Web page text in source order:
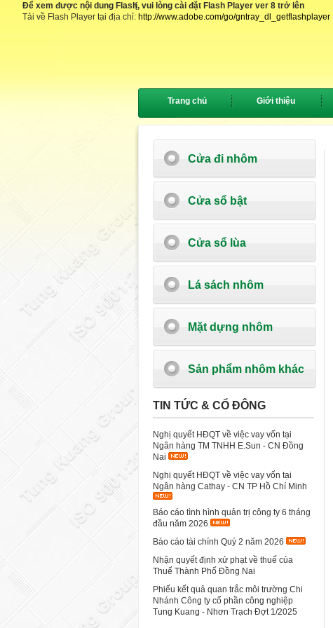
Để xem được nội dung Flash, vui lòng cài đặt Flash Player ver 8 trở lên
Tải về Flash Player tại địa chỉ: http://www.adobe.com/go/gntray_dl_getflashplayer
{
Trang chủ Giới thiệu
Cửa đi nhôm
Cửa sổ bật
Cửa sổ lùa
Lá sách nhôm
Mặt dựng nhôm
Sản phẩm nhôm khác
TIN TỨC & CỔ ĐÔNG
Nghị quyết HĐQT về việc vay vốn tại
Ngân hàng TM TNHH E.Sun - CN Đồng
Nai
Nghị quyết HĐQT về việc vay vốn tại
Ngân hàng Cathay - CN TP Hồ Chí Minh
Báo cáo tình hình quản trị công ty 6 tháng
đầu năm 2026
Báo cáo tài chính Quý 2 năm 2026
Nhận quyết định xử phạt về thuế của
Thuế Thành Phố Đồng Nai
Phiếu kết quả quan trắc môi trường Chi
Nhánh Công ty cổ phần công nghiệp
Tung Kuang - Nhơn Trạch Đợt 1/2025